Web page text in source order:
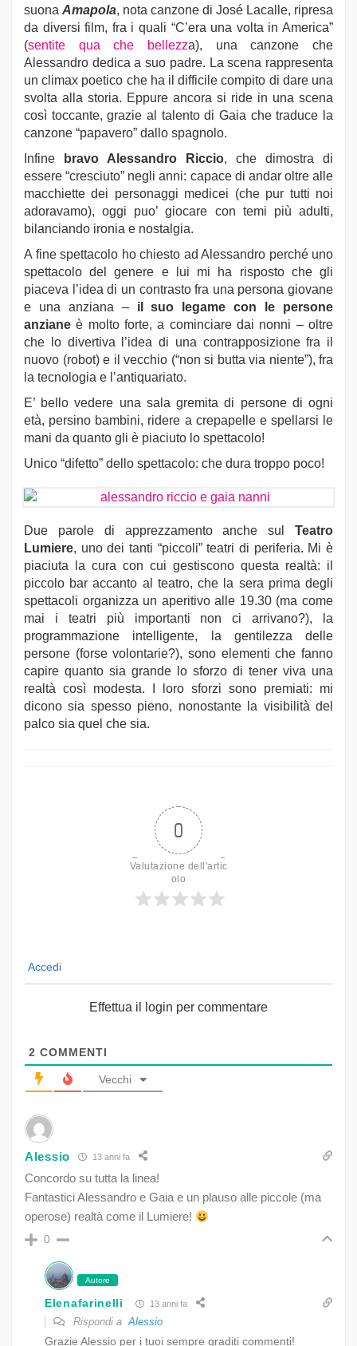
suona Amapola, nota canzone di José Lacalle, ripresa
da diversi film, fra i quali “C’era una volta in America”
(sentite qua che bellezza), una canzone che
Alessandro dedica a suo padre. La scena rappresenta
un climax poetico che ha il difficile compito di dare una
svolta alla storia. Eppure ancora si ride in una scena
così toccante, grazie al talento di Gaia che traduce la
canzone “papavero” dallo spagnolo.
Infine
bravo Alessandro Riccio, che dimostra di
essere “cresciuto” negli anni: capace di andar oltre alle
macchiette dei personaggi medicei (che pur tutti noi
adoravamo), oggi puo’ giocare con temi più adulti,
bilanciando ironia e nostalgia.
A fine spettacolo ho chiesto ad Alessandro perché uno
spettacolo del genere e lui mi ha risposto che gli
piaceva l’idea di un contrasto fra una persona giovane
e una anziana – il suo legame con le persone
anziane è molto forte, a cominciare dai nonni – oltre
che lo divertiva l’idea di una contrapposizione fra il
nuovo (robot) e il vecchio (“non si butta via niente”), fra
la tecnologia e l’antiquariato.
E’ bello vedere una sala gremita di persone di ogni
età, persino bambini, ridere a crepapelle e spellarsi le
mani da quanto gli è piaciuto lo spettacolo!
Unico “difetto” dello spettacolo: che dura troppo poco!
Due parole di apprezzamento anche sul Teatro
Lumiere, uno dei tanti “piccoli” teatri di periferia. Mi è
piaciuta la cura con cui gestiscono questa realtà: il
piccolo bar accanto al teatro, che la sera prima degli
spettacoli organizza un aperitivo alle 19.30 (ma come
mai i teatri più importanti non ci arrivano?), la
programmazione intelligente, la gentilezza delle
persone (forse volontarie?), sono elementi che fanno
capire quanto sia grande lo sforzo di tener viva una
realtà così modesta. I loro sforzi sono premiati: mi
dicono sia spesso pieno, nonostante la visibilità del
palco sia quel che sia.
0
Valutazione dell'artic
olo
Accedi
Effettua il login per commentare
2 COMMENTI
Vecchi
Alessio 13 anni fa
Concordo su tutta la linea!
Fantastici Alessandro e Gaia e un plauso alle piccole (ma
operose) realtà come il Lumiere!
0
Autore
Elenafarinelli 13 anni fa
Rispondi aAlessio
Grazie Alessio per i tuoi sempre graditi commenti!